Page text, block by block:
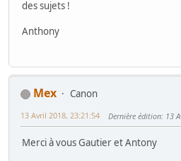
des sujets !
Anthony
Mex
Canon
13 Avril 2018, 23:21:54 Dernière édition: 13
Merci à vous Gautier et Antony